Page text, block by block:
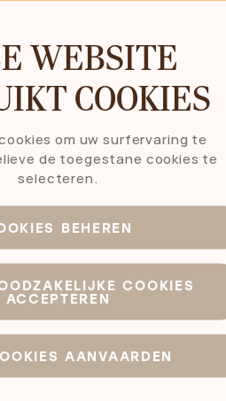
WEBSITE
COOKIES
om uw surfervaring te
de toegestane cookies te
selecteren.
BEHEREN
COOKIES
ACCEPTEREN
AANVAARDEN